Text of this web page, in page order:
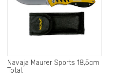
Navaja Maurer Sports 18,5cm
Total.